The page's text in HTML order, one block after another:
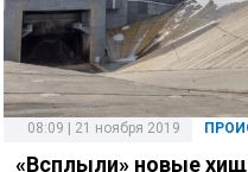
08:09 | 21 ноября 2019
«Всплыли» новые